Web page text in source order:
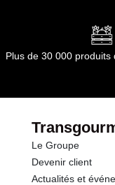
Plus de 30 000 produits
Le Groupe
Devenir client
Actualités et